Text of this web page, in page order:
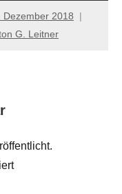
Dezember 2018
G. Leitner